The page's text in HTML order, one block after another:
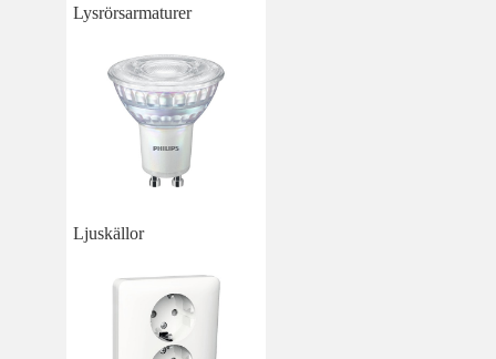
Lysrörsarmaturer
Ljuskällor